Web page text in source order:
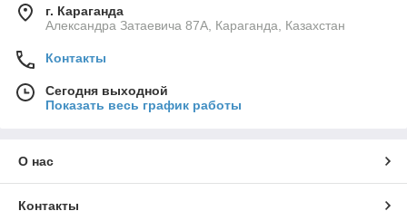
г. Караганда
Александра Затаевича 87А, Караганда, Казахстан
Контакты
Сегодня выходной
Показать весь график работы
О нас
Контакты